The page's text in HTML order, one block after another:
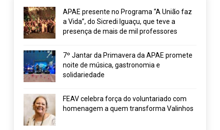
APAE presente no Programa “A União faz
a Vida”, do Sicredi Iguaçu, que teve a
presença de mais de mil professores
7º Jantar da Primavera da APAE promete
noite de música, gastronomia e
solidariedade
FEAV celebra força do voluntariado com
homenagem a quem transforma Valinhos